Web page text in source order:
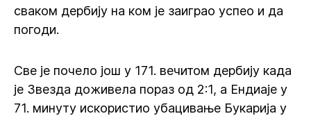
сваком дербију на ком је заиграо успео и да
погоди.
Све је почело још у 171. вечитом дербију када
је Звезда доживела пораз од 2:1, а Ендиаје у
71. минуту искористио убацивање Букарија у